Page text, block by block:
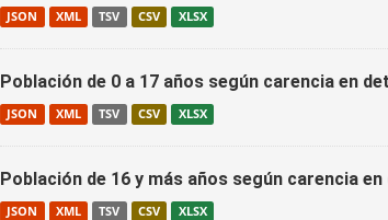
JSON XML TSV CSV XLSX
Población de 0 a 17 años según carencia en
JSON XML TSV CSV XLSX
Población de 16 y más años según carencia
JSON XML TSV CSV XLSX